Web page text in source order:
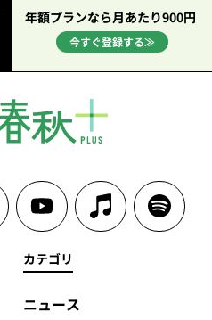
年額プランなら月あたり900円
今すぐ登録する≫
カテゴリ
ニュース